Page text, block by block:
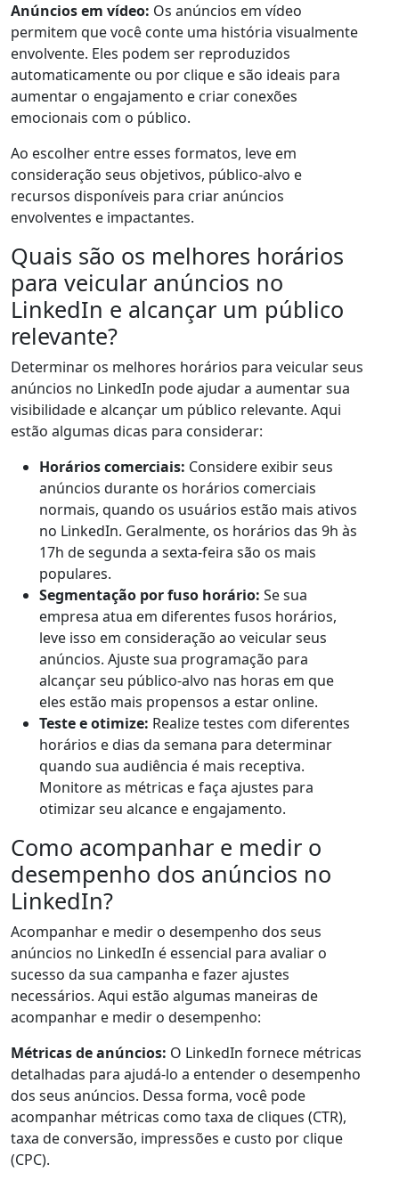
Anúncios em vídeo: Os anúncios em vídeo
permitem que você conte uma história visualmente
envolvente. Eles podem ser reproduzidos
automaticamente ou por clique e são ideais para
aumentar o engajamento e criar conexões
emocionais com o público.
Ao escolher entre esses formatos, leve em
consideração seus objetivos, público-alvo e
recursos disponíveis para criar anúncios
envolventes e impactantes.
Quais são os melhores horários
para veicular anúncios no
LinkedIn e alcançar um público
relevante?
Determinar os melhores horários para veicular seus
anúncios no LinkedIn pode ajudar a aumentar sua
visibilidade e alcançar um público relevante. Aqui
estão algumas dicas para considerar:
Horários comerciais: Considere exibir seus
anúncios durante os horários comerciais
normais, quando os usuários estão mais ativos
no LinkedIn. Geralmente, os horários das 9h às
17h de segunda a sexta-feira são os mais
populares.
Segmentação por fuso horário: Se sua
empresa atua em diferentes fusos horários,
leve isso em consideração ao veicular seus
anúncios. Ajuste sua programação para
alcançar seu público-alvo nas horas em que
eles estão mais propensos a estar online.
Teste e otimize: Realize testes com diferentes
horários e dias da semana para determinar
quando sua audiência é mais receptiva.
Monitore as métricas e faça ajustes para
otimizar seu alcance e engajamento.
Como acompanhar e medir o
desempenho dos anúncios no
LinkedIn?
Acompanhar e medir o desempenho dos seus
anúncios no LinkedIn é essencial para avaliar o
sucesso da sua campanha e fazer ajustes
necessários. Aqui estão algumas maneiras de
acompanhar e medir o desempenho:
Métricas de anúncios: O LinkedIn fornece métricas
detalhadas para ajudá-lo a entender o desempenho
dos seus anúncios. Dessa forma, você pode
acompanhar métricas como taxa de cliques (CTR),
taxa de conversão, impressões e custo por clique
(CPC).